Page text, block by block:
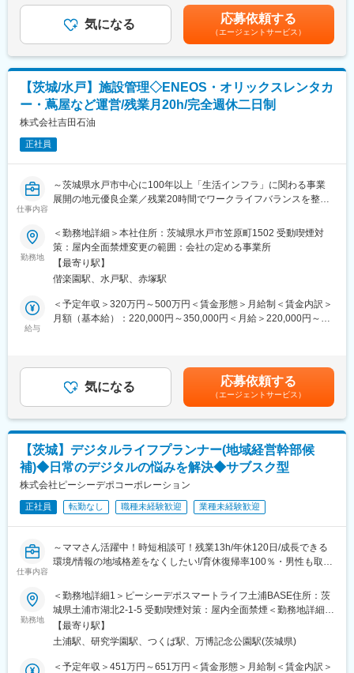
OFC職での経験を活かし、店舗開発・商品開発・管理部門等とい
った別職種としてキャリア転換することも可能で、多くのキャリ
■働き方：
◇年間休日120日：OFCになると基本土日休みです。（イベント
で稀に休日出勤が発生しますが、必ず振替休日をとって頂きま
す）※店舗勤務期間中はシフト制
◇店舗での研修期間：初任地考慮で希望の都道府県での就業
◇OFC着任後：総合職（全国転勤）か地域限定職（隣接する3・4
県内の範囲／給与控除あり）の選択が可能です。
※育児・介護に従事する方は転居を伴わない制度が利用できます。
層・雰囲気を把握し、それに合わせて店舗やスタッフのマネジメ
ントをお任せします。
・店舗の売上の進捗管理／業績アップに向けた提案
・売上や商品構成へのアドバイス ・フランチャイズ本部との折衝
・やる気のある社員には、自らの意志を表す自己申告書に基づ
き、新たな活躍の場を用意しています。社長との直接面談を実施
・「アントレプレナー制度」を設け新規事業を提案し、社内起業
家としてキャリアを描くことができます。社員一人ひとりの意欲
■当社について：
創業は明治38年（1905年）。120年以上の歴史を持ち、長い歴史
の中で培った、地域の信用／信頼と堅固な事業基盤を強みに、茨
『生活総合企業』。ガソリン需要(GS事業)やステイホーム需要
(TSUTAYA事業)で事業は安定しており、引き続き採用を継続中。
通じて上下する可能性があります。月給(月額)は固定手当を含めた
表記です。気になる 応募依頼する
（エージェントサービス）
【茨城/水戸】施設管理◇ENEOS・オリックスレンタカ
ー・蔦屋など運営/残業月20h/完全週休二日制
株式会社吉田石油
正社員
仕事内容
～茨城県水戸市中心に100年以上「生活インフラ」に関わる事業
展開の地元優良企業／残業20時間でワークライフバランスを整え
■業務内容：
・店舗の機械故障に伴う専門業者への依頼と手続書類の作成
・大家さんとの商談や契約対応
・各種請求書の発行や処理
・各店舗への巡回訪問（在庫や設備状況の確認作業）
・官公庁への店舗の修繕や危険物取り扱いに関する書類の届出
・運営店舗の円滑な運営に向けた営業戦略の立案
・自らの意志を表す自己申告書に基づき、社長との直接面談を実
施しています。個々の意向をジョブステップに反映し、やる気の
ある社員には新たな活躍の舞台を用意。「なりたい自分像に確実
に応え、チャレンジの機会を提供してます。
■当社について：
の中で培った、地域の信用／信頼と堅固な事業基盤を強みに茨城
に密着した幅広い事業を展開しており、石油製品の卸／直売
DVD／CDレンタルや書籍販売（TSUTAYA）、カー／バイク用品
販売（4ドライバーズ2）、車の販売／買取（中古車情報館）など
変更の範囲：会社の定める業務
勤務地
＜勤務地詳細＞本社住所：茨城県水戸市笠原町1502 受動喫煙対
策：屋内全面禁煙変更の範囲：会社の定める事業所
【最寄り駅】
偕楽園駅、水戸駅、赤塚駅
給与
＜予定年収＞320万円～500万円＜賃金形態＞月給制＜賃金内訳＞
月額（基本給）：220,000円～350,000円＜月給＞220,000円～
手当賃金はあくまでも目安の金額であり、選考を通じて上下する
可能性があります。月給(月額)は固定手当を含めた表記です。
気になる 応募依頼する
（エージェントサービス）
【茨城】デジタルライフプランナー(地域経営幹部候
補)◆日常のデジタルの悩みを解決◆サブスク型
株式会社ピーシーデポコーポレーション
正社員 転勤なし 職種未経験歓迎 業種未経験歓迎
仕事内容
～ママさん活躍中！時短相談可！残業13h/年休120日/成長できる
環境/情報の地域格差をなくしたい!/育休復帰率100％・男性も取得
★こんな方活躍中
・地元トークが得意な子育て中のママさん（※実績に応じて時短・
土日休み相談可）
・年上の方と話すのが得意な20代元携帯販売員！
・お客様をファンにしてきた元アパレル店員
勤務地
＜勤務地詳細1＞ピーシーデポスマートライフ土浦BASE住所：茨
城県土浦市湖北2-1-5 受動喫煙対策：屋内全面禁煙＜勤務地詳細2
＞ピーシーデポスマートライフつくば研究学園BASE住所：茨城県
つくば市学園南3丁目16番地5 受動喫煙対策：屋内全面禁煙変更の
【最寄り駅】
土浦駅、研究学園駅、つくば駅、万博記念公園駅(茨城県)
＜予定年収＞451万円～651万円＜賃金形態＞月給制＜賃金内訳＞